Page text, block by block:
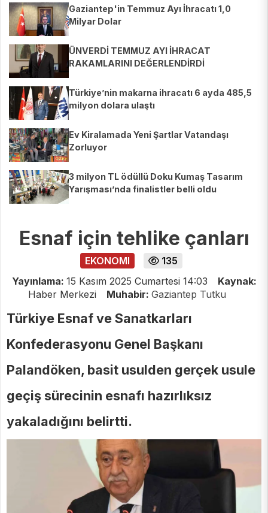
Gaziantep'in Temmuz Ayı İhracatı 1,0
Milyar Dolar
ÜNVERDİ TEMMUZ AYI İHRACAT
RAKAMLARINI DEĞERLENDİRDİ
Türkiye’nin makarna ihracatı 6 ayda 485,5
milyon dolara ulaştı
Ev Kiralamada Yeni Şartlar Vatandaşı
Zorluyor
3 milyon TL ödüllü Doku Kumaş Tasarım
Yarışması’nda finalistler belli oldu
Esnaf için tehlike çanları
EKONOMI
135
Yayınlama: 15 Kasım 2025 Cumartesi 14:03
Kaynak:
Haber Merkezi
Muhabir: Gaziantep Tutku
Türkiye Esnaf ve Sanatkarları
Konfederasyonu Genel Başkanı
Palandöken, basit usulden gerçek usule
geçiş sürecinin esnafı hazırlıksız
yakaladığını belirtti.